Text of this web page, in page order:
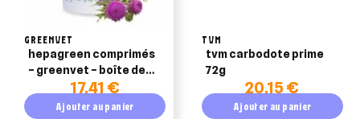
GREENVET
hepagreen comprimés
– greenvet – boîte de
30 comprimés – chien
et chat
17,41 €
Ajouter au panier
TVM
tvm carbodote prime
72g
20,15 €
Ajouter au panier